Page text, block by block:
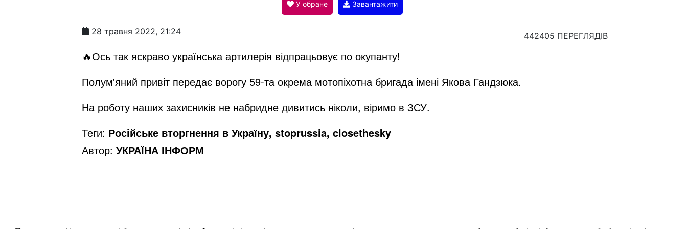
d
e
У обране Завантажити
28 травня 2022, 21:24 442405 ПЕРЕГЛЯДІВ
🔥Ось так яскраво українська артилерія відпрацьовує по окупанту!
Полум'яний привіт передає ворогу 59-та окрема мотопіхотна бригада імені Якова Гандзюка.
На роботу наших захисників не набридне дивитись ніколи, віримо в ЗСУ.
Теги: Російське вторгнення в Україну, stoprussia, closethesky
Автор: УКРАЇНА ІНФОРМ